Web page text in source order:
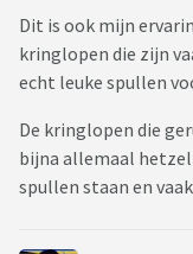
Dit is ook mijn
kringlopen die zijn
echt leuke spullen
De kringlopen die
bijna allemaal
spullen staan en